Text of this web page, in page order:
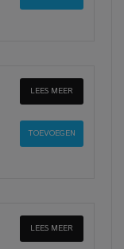
LEES MEER
LEES MEER